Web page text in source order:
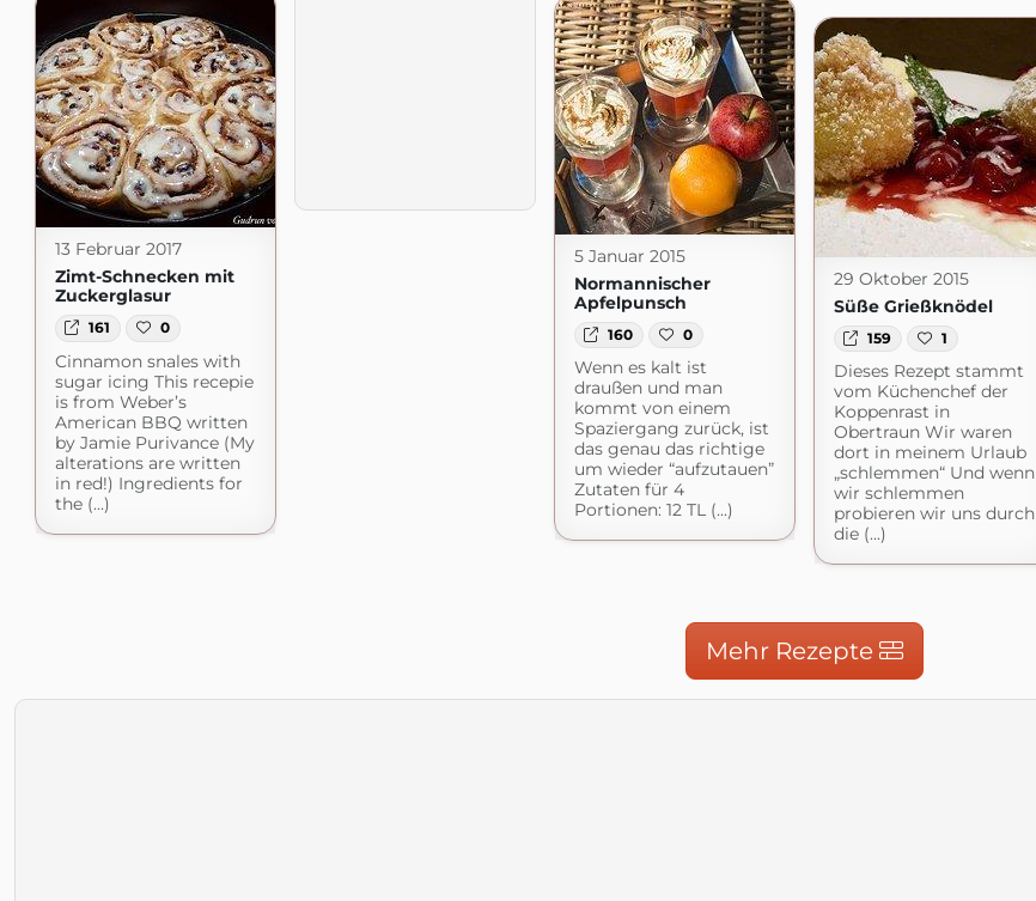
13 Februar 2017
Zimt-Schnecken mit
Zuckerglasur
161 0
Cinnamon snales with
sugar icing This recepie
is from Weber’s
American BBQ written
by Jamie Purivance (My
alterations are written
in red!) Ingredients for
the (...)
5 Januar 2015
Normannischer
Apfelpunsch
160 0
Wenn es kalt ist
draußen und man
kommt von einem
Spaziergang zurück, ist
das genau das richtige
um wieder “aufzutauen”
Zutaten für 4
Portionen: 12 TL (...)
29 Oktober 2015
Süße Grießknödel
159 1
Dieses Rezept stammt
vom Küchenchef der
Koppenrast in
Obertraun Wir waren
dort in meinem Urlaub
„schlemmen“ Und wenn
wir schlemmen
probieren wir uns durch
die (...)
Mehr Rezepte